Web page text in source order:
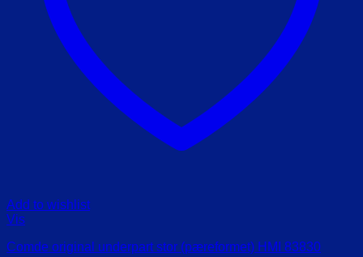
Add to wishlist
Vis
Comde original underpart stor (pæreformet) HMI 83830